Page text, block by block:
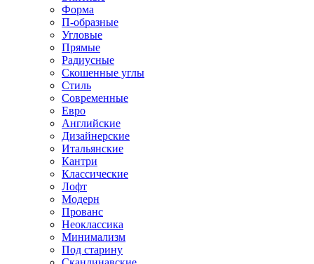
Форма
П-образные
Угловые
Прямые
Радиусные
Скошенные углы
Стиль
Современные
Евро
Английские
Дизайнерские
Итальянские
Кантри
Классические
Лофт
Модерн
Прованс
Неоклассика
Минимализм
Под старину